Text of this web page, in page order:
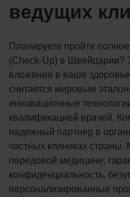
ведущих
Планируете пройти
(Check-Up) в Швейцарии?
вложение в ваше
считается мировым
инновационные
квалификацией врачей.
надежный партнер в
частных клиниках
передовой медицине,
конфиденциальность,
персонализированные